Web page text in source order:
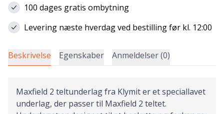
100 dages gratis ombytning
Levering næste hverdag ved bestilling før kl. 12:00
Beskrivelse Egenskaber Anmeldelser (0)
Maxfield 2 teltunderlag fra Klymit er et speciallavet
underlag, der passer til Maxfield 2 teltet.